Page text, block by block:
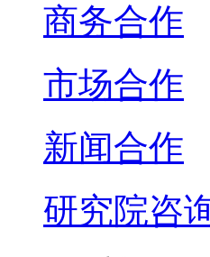
商务合作
市场合作
新闻合作
研究院咨